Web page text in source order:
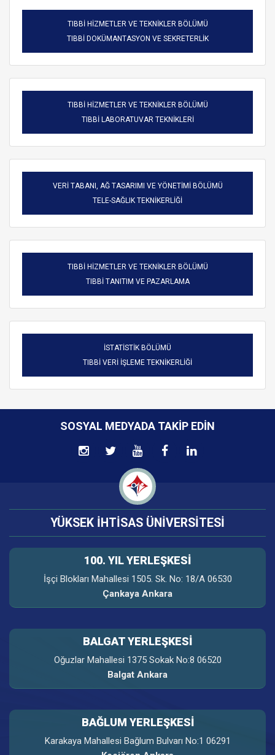
TIBBİ HİZMETLER VE TEKNİKLER BÖLÜMÜ
TIBBİ DOKÜMANTASYON VE SEKRETERLİK
TIBBİ HİZMETLER VE TEKNİKLER BÖLÜMÜ
TIBBİ LABORATUVAR TEKNİKLERİ
VERİ TABANI, AĞ TASARIMI VE YÖNETİMİ BÖLÜMÜ
TELE-SAĞLIK TEKNİKERLİĞİ
TIBBİ HİZMETLER VE TEKNİKLER BÖLÜMÜ
TIBBİ TANITIM VE PAZARLAMA
İSTATİSTİK BÖLÜMÜ
TIBBİ VERİ İŞLEME TEKNİKERLİĞİ
SOSYAL MEDYADA TAKIP EDIN
YÜKSEK İHTİSAS ÜNİVERSİTESİ
100. YIL YERLEŞKESI
İşçi Blokları Mahallesi 1505. Sk. No: 18/A 06530
Çankaya Ankara
BALGAT YERLEŞKESİ
Oğuzlar Mahallesi 1375 Sokak No:8 06520
Balgat Ankara
BAĞLUM YERLEŞKESİ
Karakaya Mahallesi Bağlum Bulvarı No:1 06291